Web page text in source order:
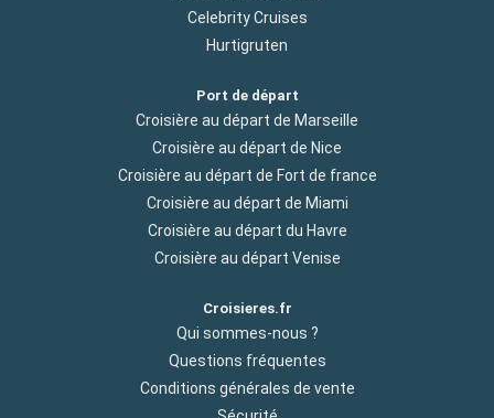
Celebrity Cruises
Hurtigruten
Port de départ
Croisière au départ de Marseille
Croisière au départ de Nice
Croisière au départ de Fort de france
Croisière au départ de Miami
Croisière au départ du Havre
Croisière au départ Venise
Croisieres.fr
Qui sommes-nous ?
Questions fréquentes
Conditions générales de vente